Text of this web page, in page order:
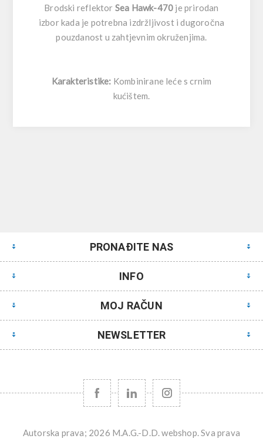
Brodski reflektor Sea Hawk-470 je prirodan
izbor kada je potrebna izdržljivost i dugoročna
pouzdanost u zahtjevnim okruženjima.
Karakteristike: Kombinirane leće s crnim
kućištem.
PRONAĐITE NAS
INFO
MOJ RAČUN
NEWSLETTER
Autorska prava; 2026 M.A.G.-D.D. webshop. Sva prava